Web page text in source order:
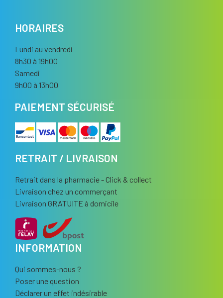
HORAIRES
Lundi au vendredi
8h30 à 19h00
Samedi
9h00 à 13h00
PAIEMENT SÉCURISÉ
RETRAIT / LIVRAISON
Retrait dans la pharmacie - Click & collect
Livraison chez un commerçant
Livraison GRATUITE à domicile
INFORMATION
Qui sommes-nous ?
Poser une question
Déclarer un effet indésirable